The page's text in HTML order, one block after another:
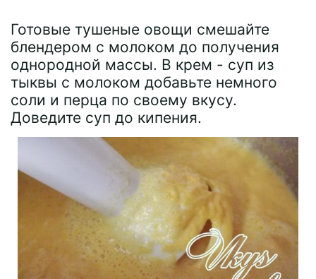
Готовые тушеные овощи смешайте
блендером с молоком до получения
однородной массы. В крем - суп из
тыквы с молоком добавьте немного
соли и перца по своему вкусу.
Доведите суп до кипения.